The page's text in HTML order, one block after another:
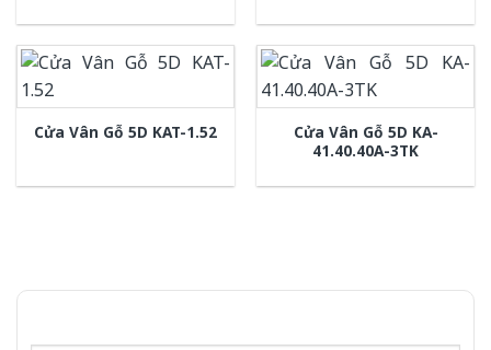
Cửa Vân Gỗ 5D KAT-1.52
Cửa Vân Gỗ 5D KA-
41.40.40A-3TK